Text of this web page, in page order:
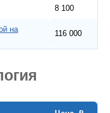
8 100
на
116 000